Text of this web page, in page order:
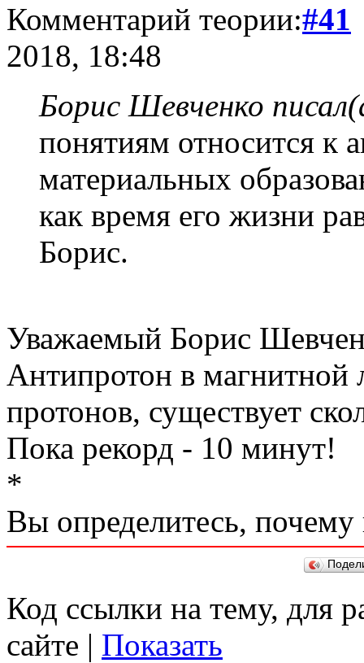
Комментарий теории:#41
2018, 18:48
Борис Шевченко
понятиям относится к
материальных
как время его жизни
Борис.
Уважаемый Борис
Антипротон в магнитной
протонов, существует
Пока рекорд - 10 минут!
*
Вы определитесь, почему
Код ссылки на тему, для
сайте | Показать